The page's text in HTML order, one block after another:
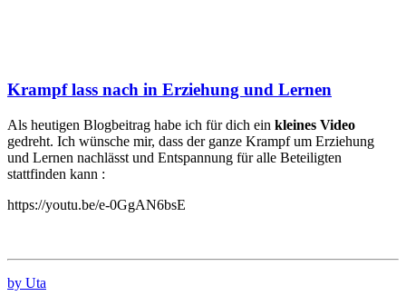
Krampf lass nach in Erziehung und Lernen
Als heutigen Blogbeitrag habe ich für dich ein kleines Video
gedreht. Ich wünsche mir, dass der ganze Krampf um Erziehung
und Lernen nachlässt und Entspannung für alle Beteiligten
stattfinden kann :
https://youtu.be/e-0GgAN6bsE
by Uta